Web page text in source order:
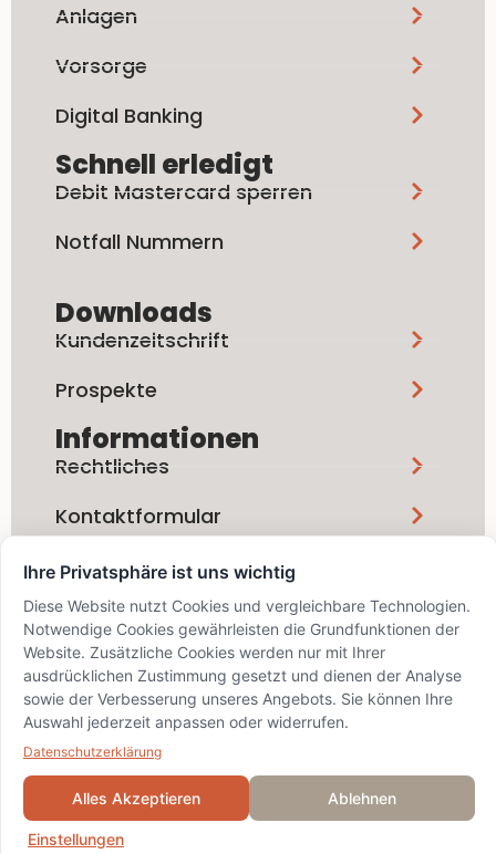
Anlagen
Vorsorge
Digital Banking
Schnell erledigt
Debit Mastercard sperren
Notfall Nummern
Downloads
Kundenzeitschrift
Prospekte
Informationen
Rechtliches
Kontaktformular
Social Media
info@bskd.ch / IID 8389 / SWIFT
BZSDCH22XXX
© 2024 Bezirks-Sparkasse
Dielsdorf
Ihre Privatsphäre ist uns wichtig
Diese Website nutzt Cookies und vergleichbare Technologien.
Notwendige Cookies gewährleisten die Grundfunktionen der
Website. Zusätzliche Cookies werden nur mit Ihrer
ausdrücklichen Zustimmung gesetzt und dienen der Analyse
sowie der Verbesserung unseres Angebots. Sie können Ihre
Auswahl jederzeit anpassen oder widerrufen.
Datenschutzerklärung
Alles Akzeptieren Ablehnen
Einstellungen